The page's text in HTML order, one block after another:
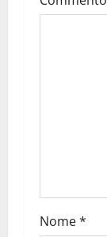
Nome*